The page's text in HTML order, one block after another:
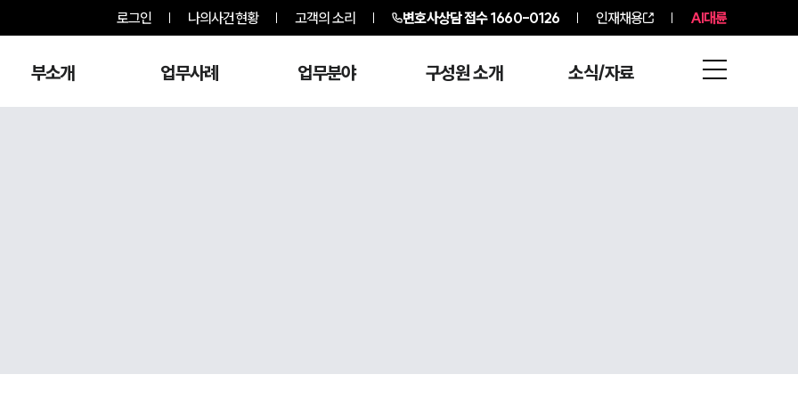
로그인 나의사건현황 고객의 소리 변호사상담 접수1660-0126 인재채용 AI대륜
부소개 업무사례 업무분야 구성원 소개 소식/자료